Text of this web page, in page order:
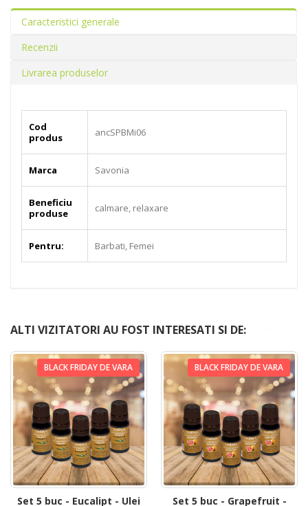
Caracteristici generale
Recenzii
Livrarea produselor
Cod
produs
ancSPBMi06
Marca Savonia
Beneficiu
produse
calmare, relaxare
Pentru: Barbati, Femei
ALTI VIZITATORI AU FOST INTERESATI SI DE:
BLACK FRIDAY DE VARA
Set 5 buc - Eucalipt - Ulei
BLACK FRIDAY DE VARA
Set 5 buc - Grapefruit -